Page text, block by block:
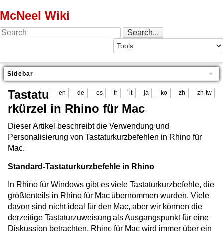
McNeel Wiki
Sidebar
en de es fr it ja ko zh zh-tw
Tastatu
rkürzel in Rhino für Mac
Dieser Artikel beschreibt die Verwendung und
Personalisierung von Tastaturkurzbefehlen in Rhino für
Mac.
Standard-Tastaturkurzbefehle in Rhino
In Rhino für Windows gibt es viele Tastaturkurzbefehle, die
größtenteils in Rhino für Mac übernommen wurden. Viele
davon sind nicht ideal für den Mac, aber wir können die
derzeitige Tastaturzuweisung als Ausgangspunkt für eine
Diskussion betrachten. Rhino für Mac wird immer über ein